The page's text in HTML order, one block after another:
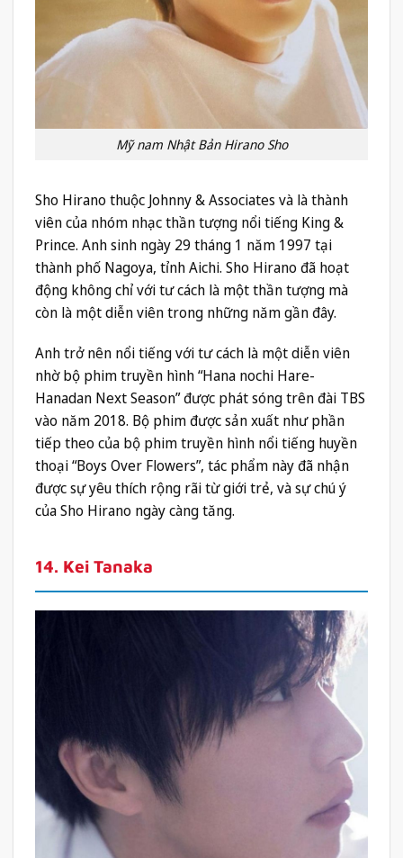
Mỹ nam Nhật Bản Hirano Sho
Sho Hirano thuộc Johnny & Associates và là thành
viên của nhóm nhạc thần tượng nổi tiếng King &
Prince. Anh sinh ngày 29 tháng 1 năm 1997 tại
thành phố Nagoya, tỉnh Aichi. Sho Hirano đã hoạt
động không chỉ với tư cách là một thần tượng mà
còn là một diễn viên trong những năm gần đây.
Anh trở nên nổi tiếng với tư cách là một diễn viên
nhờ bộ phim truyền hình “Hana nochi Hare-
Hanadan Next Season” được phát sóng trên đài TBS
vào năm 2018. Bộ phim được sản xuất như phần
tiếp theo của bộ phim truyền hình nổi tiếng huyền
thoại “Boys Over Flowers”, tác phẩm này đã nhận
được sự yêu thích rộng rãi từ giới trẻ, và sự chú ý
của Sho Hirano ngày càng tăng.
14. Kei Tanaka